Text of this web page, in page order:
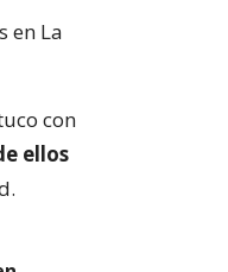
en La
con
ellos